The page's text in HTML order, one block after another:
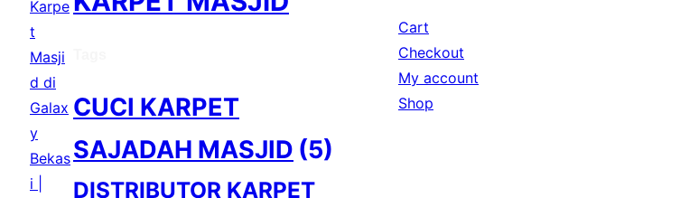
CUCI KARPET
SAJADAH MASJID (5)
DISTRIBUTOR KARPET
Cart
Checkout
My account
Shop